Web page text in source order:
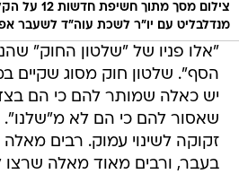
צילום מסך
מנדלבליט עם יו"ר לשכת עוה"ד לשעבר
"אלו פניו של "שלטון החוק"
הסף". שלטון חוק מסוג שקיים
יש כאלה שמותר להם כי הם בצד
שאסור להם כי הם לא
זקוקה לשינוי עמוק. רבים מאלה
בעבר, ורבים מאוד מאלה שרצו